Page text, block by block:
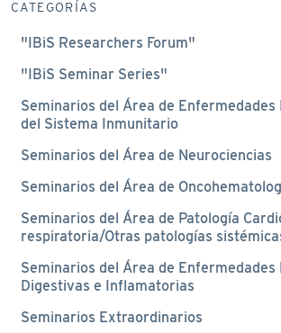
CATEGORÍAS
"IBiS Researchers Forum"
"IBiS Seminar Series"
Seminarios del Área de Enfermedades
del Sistema Inmunitario
Seminarios del Área de Neurociencias
Seminarios del Área de
Seminarios del Área de Patología
respiratoria/Otras patologías
Seminarios del Área de Enfermedades
Digestivas e Inflamatorias
Seminarios Extraordinarios